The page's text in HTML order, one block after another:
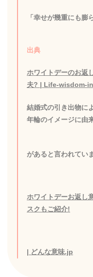
「幸せが幾重にも膨
出典
ホワイトデーのお返
夫? | Life-wisdom-
結婚式の引き出物に
年輪のイメージに由
があると言われてい
ホワイトデーお返し
スクもご紹介!
| どんな意味.jp